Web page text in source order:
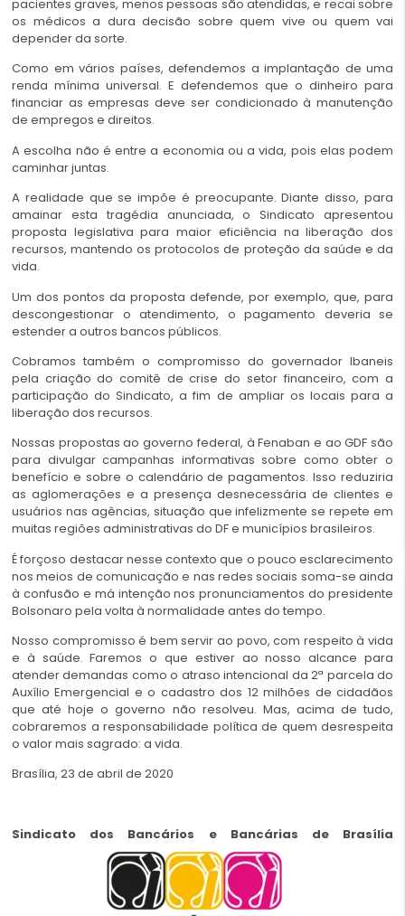
pacientes graves, menos pessoas são atendidas, e recai sobre
os médicos a dura decisão sobre quem vive ou quem vai
depender da sorte.
Como em vários países, defendemos a implantação de uma
renda mínima universal. E defendemos que o dinheiro para
financiar as empresas deve ser condicionado à manutenção
de empregos e direitos.
A escolha não é entre a economia ou a vida, pois elas podem
caminhar juntas.
A realidade que se impõe é preocupante. Diante disso, para
amainar esta tragédia anunciada, o Sindicato apresentou
proposta legislativa para maior eficiência na liberação dos
recursos, mantendo os protocolos de proteção da saúde e da
vida.
Um dos pontos da proposta defende, por exemplo, que, para
descongestionar o atendimento, o pagamento deveria se
estender a outros bancos públicos.
Cobramos também o compromisso do governador Ibaneis
pela criação do comitê de crise do setor financeiro, com a
participação do Sindicato, a fim de ampliar os locais para a
liberação dos recursos.
Nossas propostas ao governo federal, à Fenaban e ao GDF são
para divulgar campanhas informativas sobre como obter o
benefício e sobre o calendário de pagamentos. Isso reduziria
as aglomerações e a presença desnecessária de clientes e
usuários nas agências, situação que infelizmente se repete em
muitas regiões administrativas do DF e municípios brasileiros.
É forçoso destacar nesse contexto que o pouco esclarecimento
nos meios de comunicação e nas redes sociais soma-se ainda
à confusão e má intenção nos pronunciamentos do presidente
Bolsonaro pela volta à normalidade antes do tempo.
Nosso compromisso é bem servir ao povo, com respeito à vida
e à saúde. Faremos o que estiver ao nosso alcance para
atender demandas como o atraso intencional da 2ª parcela do
Auxílio Emergencial e o cadastro dos 12 milhões de cidadãos
que até hoje o governo não resolveu. Mas, acima de tudo,
cobraremos a responsabilidade política de quem desrespeita
o valor mais sagrado: a vida.
Brasília, 23 de abril de 2020
Sindicato dos Bancários e Bancárias de Brasília